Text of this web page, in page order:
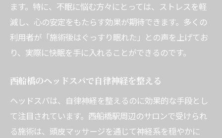
不眠を解消する西船橋のヘッドスパ技
西船橋のヘッドスパで深い眠りを実現
不眠症改善に有効な技術の秘密
頭皮マッサージで血行を促進する効果
ストレスを軽減するための施術方法
体調を整えるためのヘッドスパ技術
快眠を促す西船橋駅のヘッドスパ効果
ます。特に、不眠に悩む方々にとっては、ストレスを軽
減し、心の安定をもたらす効果が期待できます。多くの
利用者が「施術後はぐっすり眠れた」との声を上げてお
り、実際に快眠を手に入れることができるのです。
西船橋のヘッドスパで自律神経を整える
ヘッドスパは、自律神経を整えるのに効果的な手段とし
て注目されています。西船橋駅周辺のサロンで受けられ
る施術は、頭皮マッサージを通じて神経系を穏やかに